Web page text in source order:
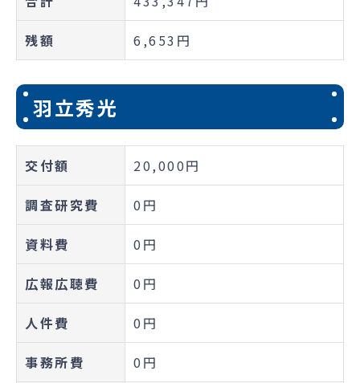
残額 6,653円
羽立秀光
交付額 20,000円
調査研究費 0円
資料費 0円
広報広聴費 0円
人件費 0円
事務所費 0円